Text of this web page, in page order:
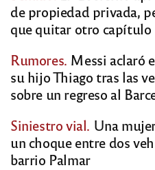
de propiedad privada,
que quitar otro capítulo
Rumores. Messi aclaró
su hijo Thiago tras las
sobre un regreso al
Siniestro vial. Una
un choque entre dos
barrio Palmar